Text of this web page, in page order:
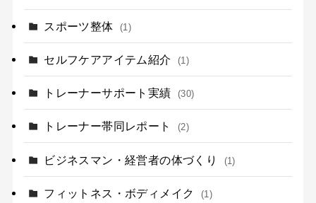
スポーツ整体 (1)
セルフケアアイテム紹介 (1)
トレーナーサポート実績 (30)
トレーナー帯同レポート (2)
ビジネスマン・経営者の体づくり (1)
フィットネス・ボディメイク (1)